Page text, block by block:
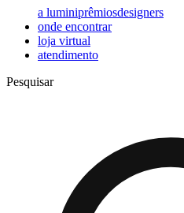
a luminiprêmiosdesigners
onde encontrar
loja virtual
atendimento
Pesquisar